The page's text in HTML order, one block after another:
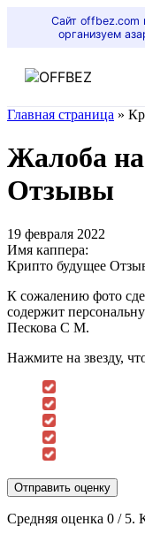
Сайт offbez.com
организуем
Главная страница »
Жалоба
Отзывы
19 февраля 2022
Имя каппера:
Крипто будущее
К сожалению фото
содержит
Пескова С М.
Нажмите на звезду,
Отправить оценку
Средняя оценка 0 / 5.